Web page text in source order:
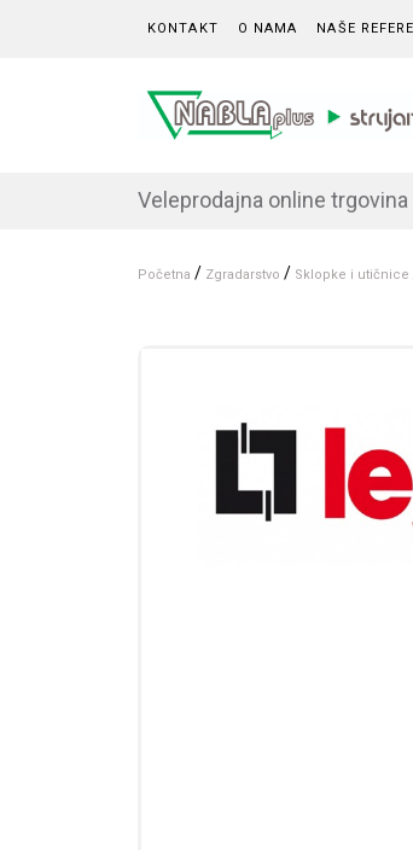
KONTAKT O NAMA NAŠE
Veleprodajna online trgovina
Početna / Zgradarstvo / Sklopke i utičnice